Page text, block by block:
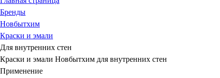
Бренды
Новбытхим
Краски и эмали
Для внутренних стен
Краски и эмали Новбытхим для внутренних стен
Применение